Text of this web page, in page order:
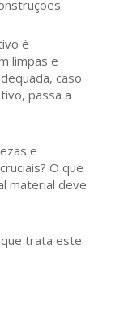
é
limpas e
caso
passa a
e
O que
material deve
trata este